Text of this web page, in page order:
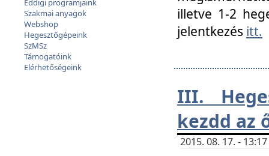
Eddigi programjaink
Szakmai anyagok
Webshop
Hegesztőgépeink
SzMSz
Támogatóink
Elérhetőségeink
illetve 1-2
jelentkezés itt.
III.
kezdd az
2015. 08. 17. -